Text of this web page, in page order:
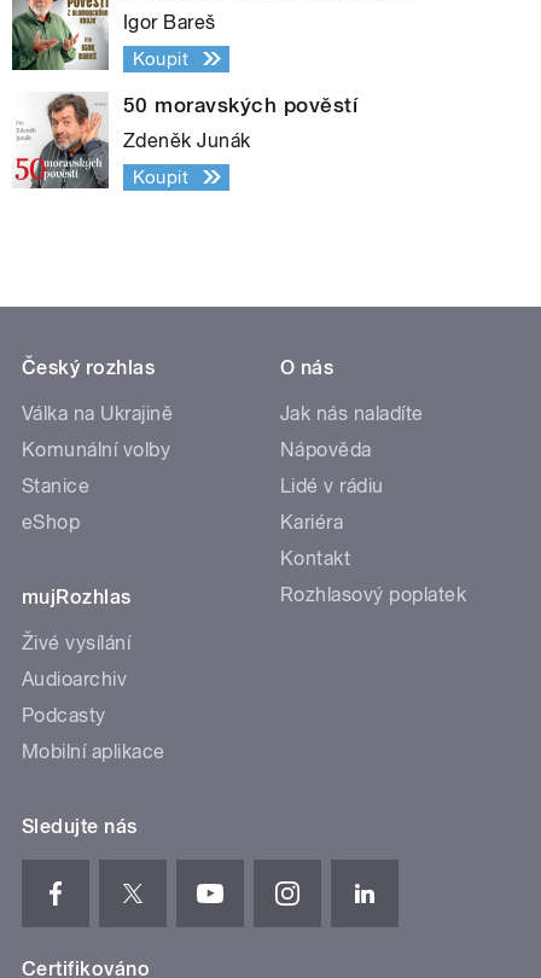
Igor Bareš
Koupit
50 moravských pověstí
Zdeněk Junák
Koupit
Český rozhlas
Válka na Ukrajině
Komunální volby
Stanice
eShop
mujRozhlas
Živé vysílání
Audioarchiv
Podcasty
Mobilní aplikace
O nás
Jak nás naladíte
Nápověda
Lidé v rádiu
Kariéra
Kontakt
Rozhlasový poplatek
Sledujte nás
Certifikováno